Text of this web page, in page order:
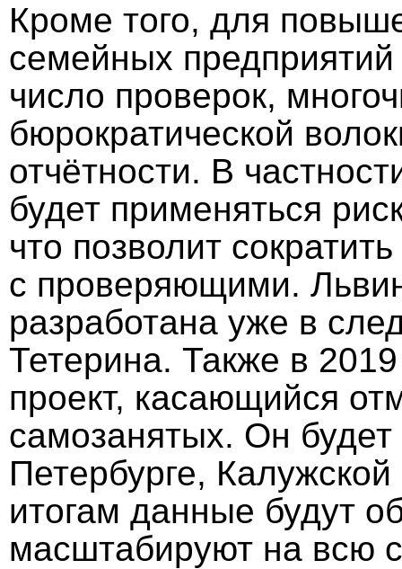
Кроме того, для
семейных
число проверок,
бюрократической
отчётности. В
будет применяться
что позволит
с проверяющими.
разработана уже в
Тетерина. Также в
проект, касающийся
самозанятых. Он
Петербурге,
итогам данные будут
масштабируют на всю